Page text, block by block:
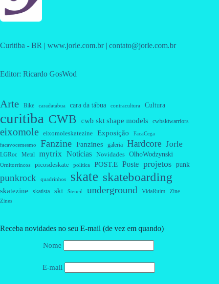
Curitiba - BR | www.jorle.com.br | contato@jorle.com.br
Editor: Ricardo GosWod
Arte Bike caradatabua cara da tábua contracultura Cultura
curitiba CWB cwb skt shape models cwbsktwarriors
eixomole eixomoleskatezine Exposição FacaCega
facavocemesmo Fanzine Fanzines galeria Hardcore Jorle
LGRoc Metal mytrix Notícias Novidades OlhoWodzynski
Ornitorrincos picosdeskate política POST.E Poste projetos punk
punkrock quadrinhos skate skateboarding
skatezine skatista skt Stencil underground VidaRuim Zine
Zines
Receba novidades no seu E-mail (de vez em quando)
Nome
E-mail